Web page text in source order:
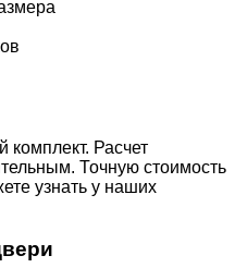
комплект. Расчет
Точную стоимость
узнать у наших